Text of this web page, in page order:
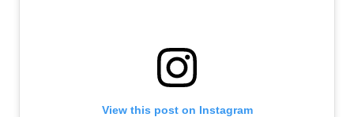
View this post on Instagram